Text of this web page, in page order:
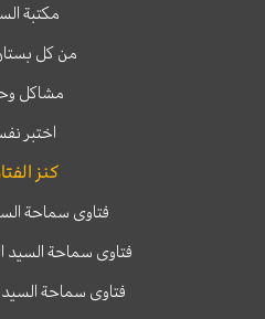
مكتبة
من كل
مشاكل
اختبر
كنز
فتاوى سماحة
فتاوى سماحة السيد
فتاوى سماحة السيد